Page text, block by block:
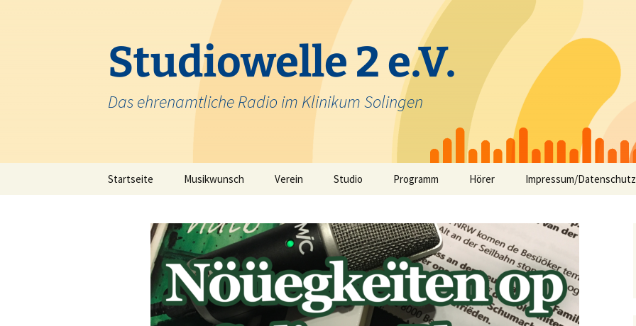
Studiowelle 2 e.V.
Das ehrenamtliche Radio im Klinikum Solingen
Startseite Musikwunsch Verein
Krankenhausfunk
Studio Programm
Platt – aktuelle Mundart
Jeck im Klinikum
TV-Angebot
Hörer Impressum/Datenschutz